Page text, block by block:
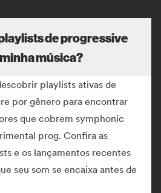
de progressive
música?
playlists ativas de
por gênero para encontrar
que cobrem symphonic
prog. Confira as
e os lançamentos recentes
seu som se encaixa antes de